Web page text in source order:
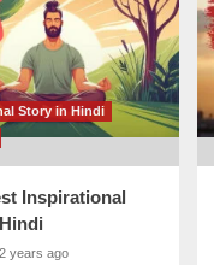
Story in Hindi
Inspirational
2 years ago